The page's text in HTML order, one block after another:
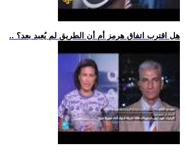
.. هل اقترب اتفاق هرمز أم أن الطريق لم يُعبد بعد؟